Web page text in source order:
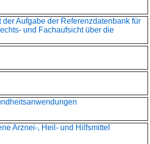
Aufgabe der Referenzdatenbank für
und Fachaufsicht über die
Arznei-, Heil- und Hilfsmittel